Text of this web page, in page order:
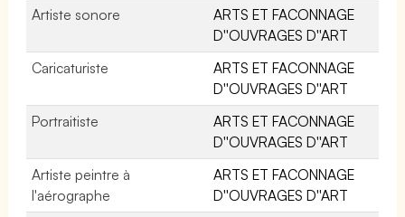
Artiste sonore
ARTS ET FACONNAGE
D''OUVRAGES D''ART
Caricaturiste
ARTS ET FACONNAGE
D''OUVRAGES D''ART
Portraitiste
ARTS ET FACONNAGE
D''OUVRAGES D''ART
Artiste peintre à
l'aérographe
ARTS ET FACONNAGE
D''OUVRAGES D''ART